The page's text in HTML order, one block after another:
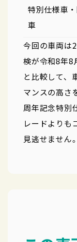
特別仕様車
車
今回の車両は
検が令和8年8
と比較して、
マンスの高さ
周年記念特別
レードよりも
見逃せません。